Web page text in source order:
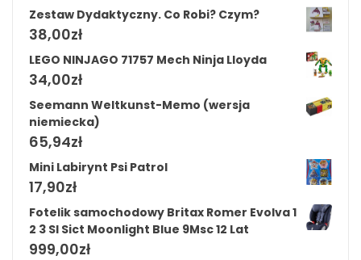
Zestaw Dydaktyczny. Co Robi? Czym?
38,00zł
LEGO NINJAGO 71757 Mech Ninja Lloyda
34,00zł
Seemann Weltkunst-Memo (wersja
niemiecka)
65,94zł
Mini Labirynt Psi Patrol
17,90zł
Fotelik samochodowy Britax Romer Evolva 1
2 3 Sl Sict Moonlight Blue 9Msc 12 Lat
999,00zł